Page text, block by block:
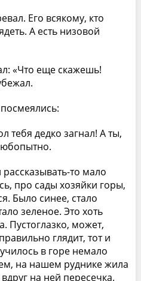
Его всякому, кто
А есть низовой
«Что еще скажешь!
тебя дедко загнал! А ты,
то мало
про сады хозяйки горы,
Было синее, стало
зеленое. Это хоть
Пустоглазко, может,
глядит, тот и
в горе немало
на нашем руднике жила
на ней пересечка.